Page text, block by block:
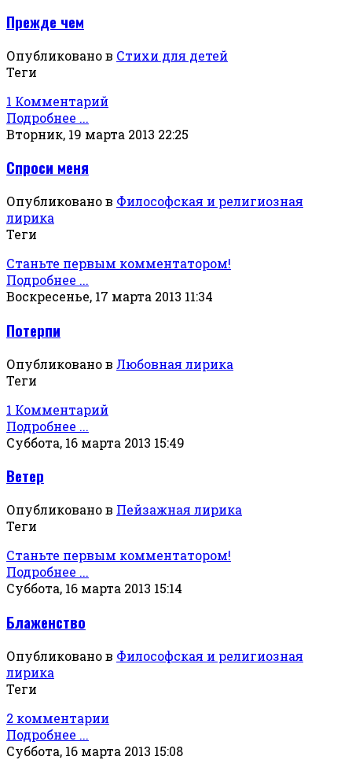
Прежде чем
Опубликовано в Стихи для детей
Теги
1 Комментарий
Подробнее ...
Вторник, 19 марта 2013 22:25
Спроси меня
Опубликовано в Философская и религиозная
лирика
Теги
Станьте первым комментатором!
Подробнее ...
Воскресенье, 17 марта 2013 11:34
Потерпи
Опубликовано в Любовная лирика
Теги
1 Комментарий
Подробнее ...
Суббота, 16 марта 2013 15:49
Ветер
Опубликовано в Пейзажная лирика
Теги
Станьте первым комментатором!
Подробнее ...
Суббота, 16 марта 2013 15:14
Блаженство
Опубликовано в Философская и религиозная
лирика
Теги
2 комментарии
Подробнее ...
Суббота, 16 марта 2013 15:08